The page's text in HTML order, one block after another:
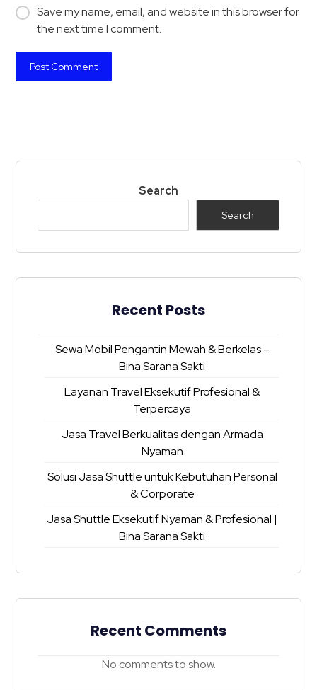
Save my name, email, and website in this browser for
the next time I comment.
Search
Search
Recent Posts
Sewa Mobil Pengantin Mewah & Berkelas –
Bina Sarana Sakti
Layanan Travel Eksekutif Profesional &
Terpercaya
Jasa Travel Berkualitas dengan Armada
Nyaman
Solusi Jasa Shuttle untuk Kebutuhan Personal
& Corporate
Jasa Shuttle Eksekutif Nyaman & Profesional |
Bina Sarana Sakti
Recent Comments
No comments to show.